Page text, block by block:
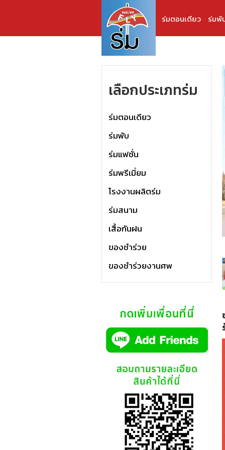
ร่มตอนเดียว ร่มพั
เลือกประเภทร่ม
ร่มตอนเดียว
ร่มพับ
ร่มแฟชั่น
ร่มพรีเมี่ยม
โรงงานผลิตร่ม
ร่มสนาม
เสื้อกันฝน
ของชำร่วย
ของชำร่วยงานศพ